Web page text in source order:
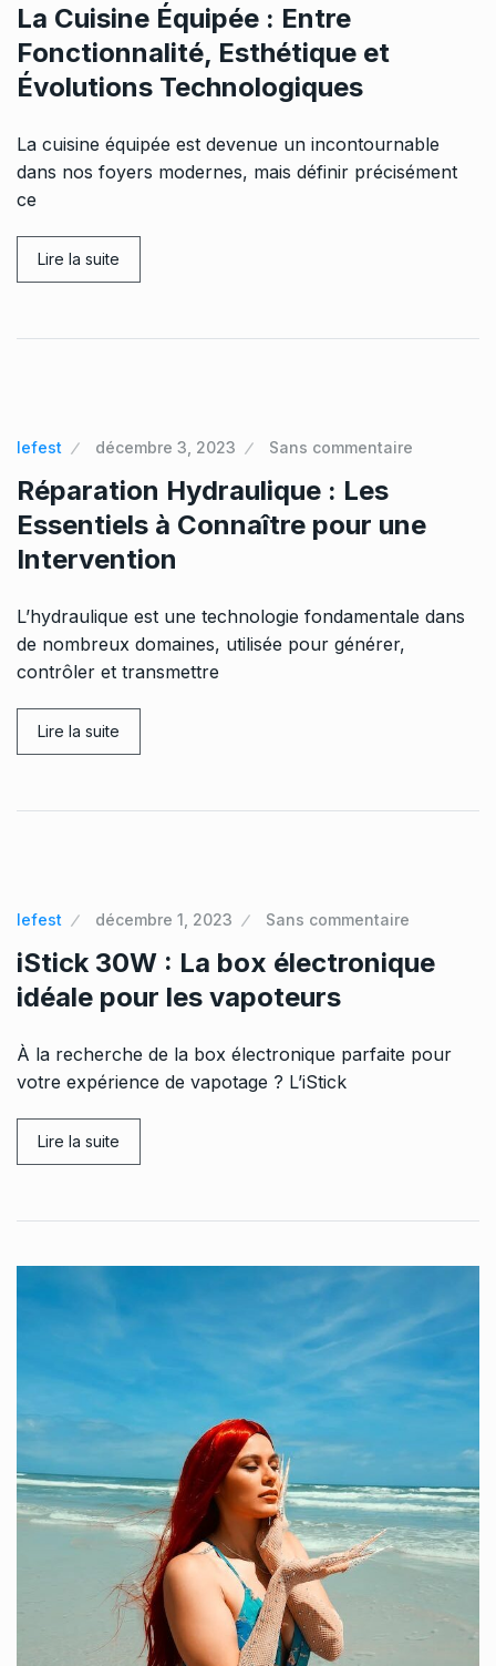
La Cuisine Équipée : Entre
Fonctionnalité, Esthétique et
Évolutions Technologiques
La cuisine équipée est devenue un incontournable
dans nos foyers modernes, mais définir précisément
ce
Lire la suite
lefest décembre 3, 2023 Sans commentaire
Réparation Hydraulique : Les
Essentiels à Connaître pour une
Intervention
L’hydraulique est une technologie fondamentale dans
de nombreux domaines, utilisée pour générer,
contrôler et transmettre
Lire la suite
lefest décembre 1, 2023 Sans commentaire
iStick 30W : La box électronique
idéale pour les vapoteurs
À la recherche de la box électronique parfaite pour
votre expérience de vapotage ? L’iStick
Lire la suite